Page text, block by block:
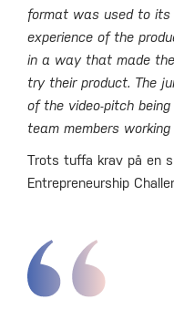
format was used to its
experience of the
in a way that made
try their product. The
of the video-pitch
team members
Trots tuffa krav på en
Entrepreneurship